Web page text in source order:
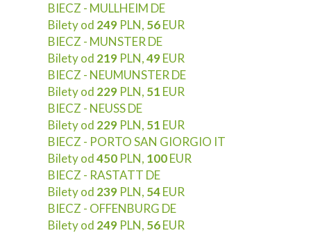
BIECZ - MULLHEIM DE
Bilety od 249 PLN, 56EUR
BIECZ - MUNSTER DE
Bilety od 219 PLN,49EUR
BIECZ - NEUMUNSTER DE
Bilety od 229 PLN, 51 EUR
BIECZ - NEUSS DE
Bilety od 229 PLN, 51 EUR
BIECZ - PORTO SAN GIORGIO IT
Bilety od450 PLN, 100EUR
BIECZ - RASTATT DE
Bilety od 239 PLN, 54EUR
BIECZ - OFFENBURG DE
Bilety od 249 PLN, 56EUR